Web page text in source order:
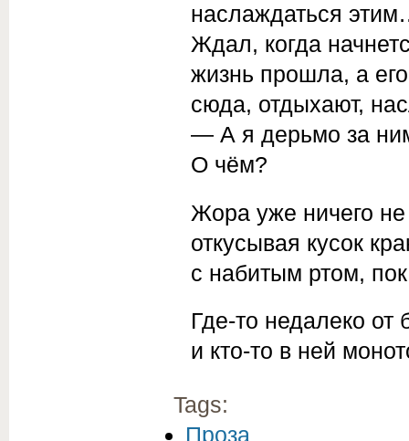
наслаждаться
Ждал, когда
жизнь прошла, а
сюда, отдыхают,
— А я дерьмо за
О чём?
Жора уже ничего не
откусывая кусок
с набитым ртом,
Где-то недалеко
и кто-то в ней
Tags:
Проза